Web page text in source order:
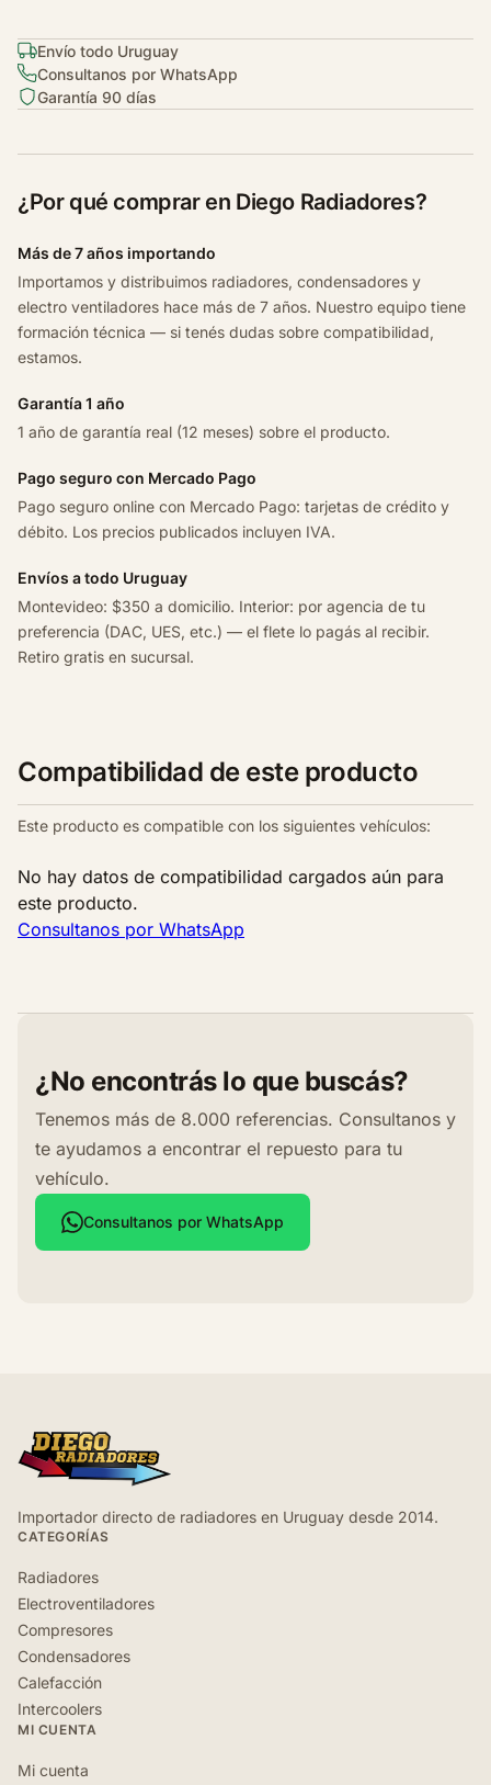
.
0
1
M
o
v
7
5
M
a
l
e
c
n
t
i
d
Envío todo Uruguay
Consultanos por WhatsApp
Garantía 90 días
¿Por qué comprar en Diego Radiadores?
Más de 7 años importando
Importamos y distribuimos radiadores, condensadores y
electro ventiladores hace más de 7 años. Nuestro equipo tiene
formación técnica — si tenés dudas sobre compatibilidad,
estamos.
Garantía 1 año
1 año de garantía real (12 meses) sobre el producto.
Pago seguro con Mercado Pago
Pago seguro online con Mercado Pago: tarjetas de crédito y
débito. Los precios publicados incluyen IVA.
Envíos a todo Uruguay
Montevideo: $350 a domicilio. Interior: por agencia de tu
preferencia (DAC, UES, etc.) — el flete lo pagás al recibir.
Retiro gratis en sucursal.
Compatibilidad de este producto
Este producto es compatible con los siguientes vehículos:
No hay datos de compatibilidad cargados aún para
este producto.
Consultanos por WhatsApp
¿No encontrás lo que buscás?
Tenemos más de 8.000 referencias. Consultanos y
te ayudamos a encontrar el repuesto para tu
vehículo.
Consultanos por WhatsApp
Importador directo de radiadores en Uruguay desde 2014.
CATEGORÍAS
Radiadores
Electroventiladores
Compresores
Condensadores
Calefacción
Intercoolers
MI CUENTA
Mi cuenta